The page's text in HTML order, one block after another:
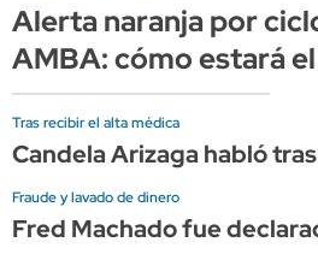
Alerta naranja por
AMBA: cómo estará
Tras recibir el alta médica
Candela Arizaga habló
Fraude y lavado de dinero
Fred Machado fue